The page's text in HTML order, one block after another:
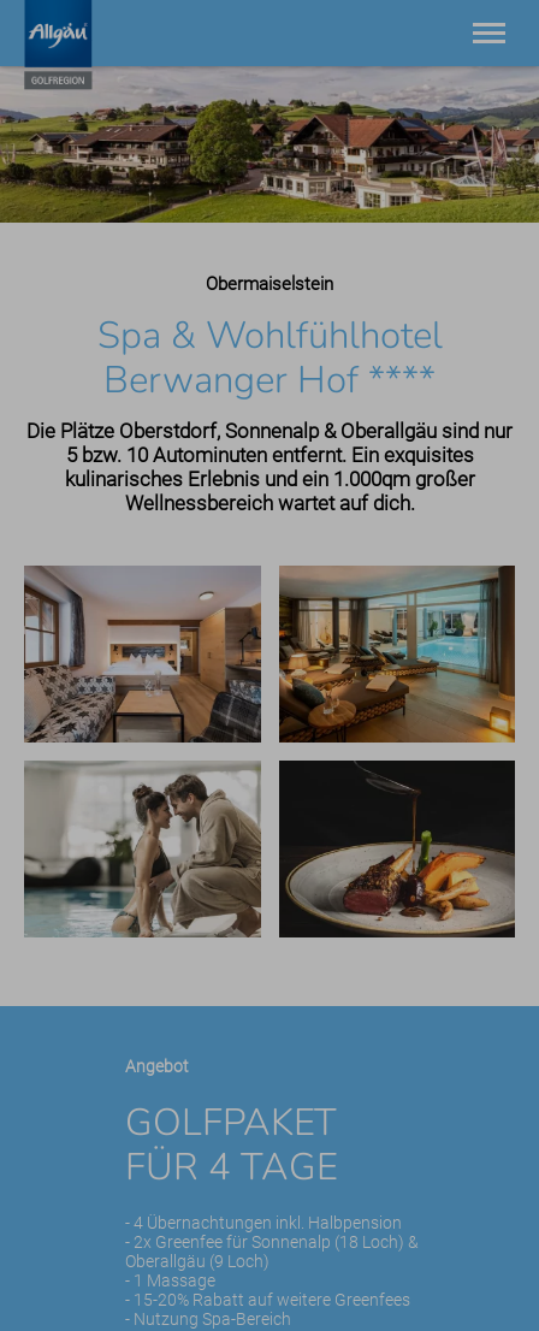
21 Golfplätze zwischen Bodensee und Neuschwanstein.
Einzigartig in Europa.
Golfplätze
Golfdestinationen
Obermaiselstein
Spa & Wohlfühlhotel
Berwanger Hof ****
Die Plätze Oberstdorf, Sonnenalp & Oberallgäu sind nur
5 bzw. 10 Autominuten entfernt. Ein exquisites
kulinarisches Erlebnis und ein 1.000qm großer
Wellnessbereich wartet auf dich.
Angebot
GOLFPAKET
FÜR 4 TAGE
- 4 Übernachtungen inkl. Halbpension
- 2x Greenfee für Sonnenalp (18 Loch) &
Oberallgäu (9 Loch)
- 1 Massage
- 15-20% Rabatt auf weitere Greenfees
- Nutzung Spa-Bereich